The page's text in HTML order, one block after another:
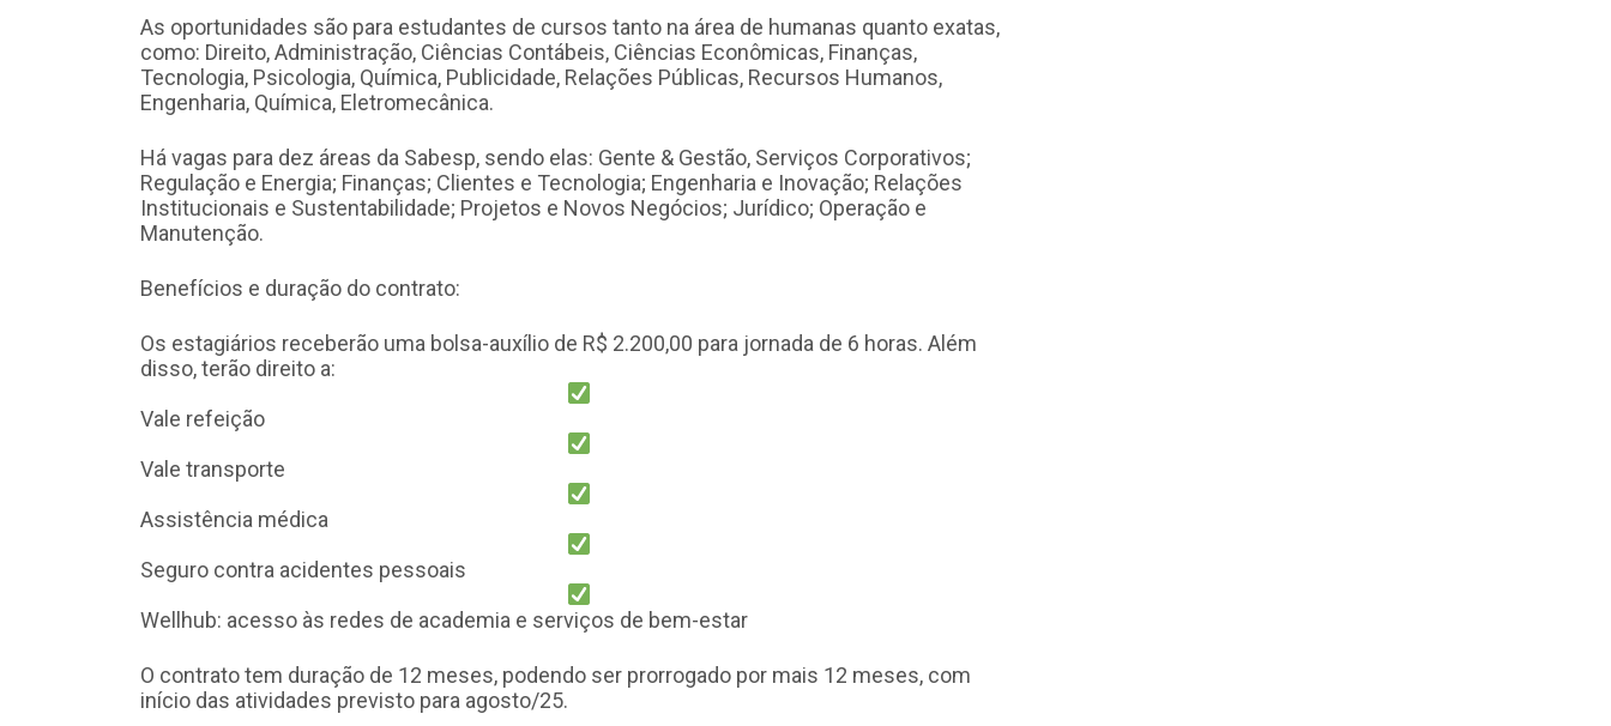
As oportunidades são para estudantes de cursos tanto na área de humanas quanto exatas,
como: Direito, Administração, Ciências Contábeis, Ciências Econômicas, Finanças,
Tecnologia, Psicologia, Química, Publicidade, Relações Públicas, Recursos Humanos,
Engenharia, Química, Eletromecânica.
Há vagas para dez áreas da Sabesp, sendo elas: Gente & Gestão, Serviços Corporativos;
Regulação e Energia; Finanças; Clientes e Tecnologia; Engenharia e Inovação; Relações
Institucionais e Sustentabilidade; Projetos e Novos Negócios; Jurídico; Operação e
Manutenção.
Benefícios e duração do contrato:
Os estagiários receberão uma bolsa-auxílio de R$ 2.200,00 para jornada de 6 horas. Além
disso, terão direito a:
Vale refeição
Vale transporte
Assistência médica
Seguro contra acidentes pessoais
Wellhub: acesso às redes de academia e serviços de bem-estar
O contrato tem duração de 12 meses, podendo ser prorrogado por mais 12 meses, com
início das atividades previsto para agosto/25.